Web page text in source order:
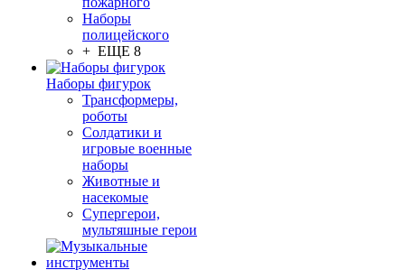
Наборы
полицейского
+ ЕЩЕ 8
Наборы фигурок
Трансформеры,
роботы
Солдатики и
игровые военные
наборы
Животные и
насекомые
Супергерои,
мультяшные герои